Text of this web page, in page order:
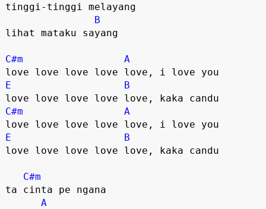
tinggi-tinggi melayang
B
lihat mataku sayang
C#m
A
E
B
C#m
A
E
B
love love love love love, kaka candu
C#m
ta cinta pe ngana
A